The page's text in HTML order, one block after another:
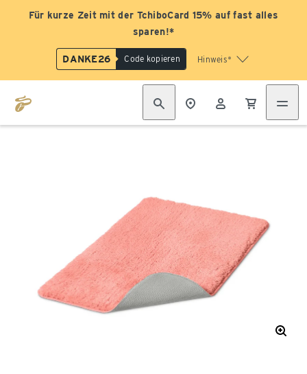
Für kurze Zeit mit der TchiboCard 15% auf fast alles
sparen!*
DANKE26 Code kopieren Hinweis*